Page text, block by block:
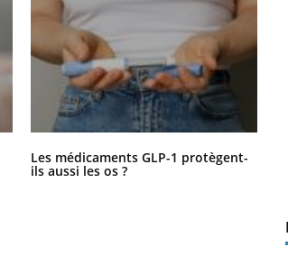
Les médicaments GLP-1 protègent-
ils aussi les os ?